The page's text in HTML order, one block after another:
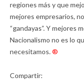
regiones más y que
mejores empresarios,
“gandayas”. Y mejores
Nacionalismo no es lo
necesitamos.®
Compartir: